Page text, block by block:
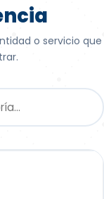
o servicio que